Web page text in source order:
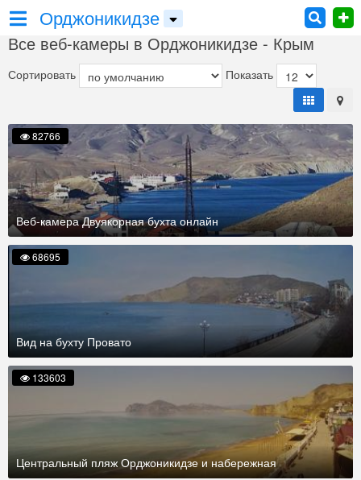
Орджоникидзе
Все веб-камеры в Орджоникидзе - Крым
Сортировать Показать
Веб-камера Двуякорная бухта онлайн
82766
Вид на бухту Провато
68695
Центральный пляж Орджоникидзе и набережная
133603